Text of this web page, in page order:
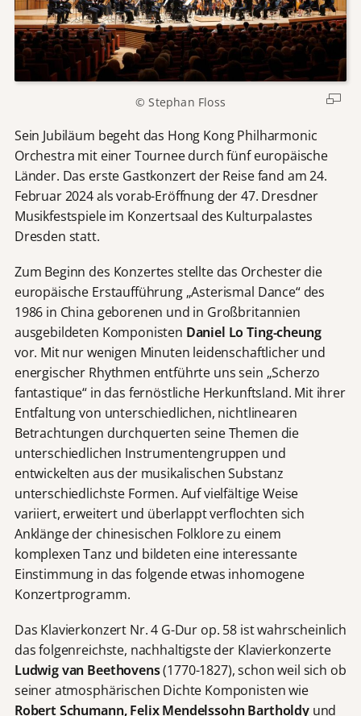
© Stephan Floss
Sein Jubiläum begeht das Hong Kong Philharmonic
Orchestra mit einer Tournee durch fünf europäische
Länder. Das erste Gastkonzert der Reise fand am 24.
Februar 2024 als vorab-Eröffnung der 47. Dresdner
Musikfestspiele im Konzertsaal des Kulturpalastes
Dresden statt.
Zum Beginn des Konzertes stellte das Orchester die
europäische Erstaufführung „Asterismal Dance“ des
1986 in China geborenen und in Großbritannien
ausgebildeten Komponisten Daniel Lo Ting-cheung
vor. Mit nur wenigen Minuten leidenschaftlicher und
energischer Rhythmen entführte uns sein „Scherzo
fantastique“ in das fernöstliche Herkunftsland. Mit ihrer
Entfaltung von unterschiedlichen, nichtlinearen
Betrachtungen durchquerten seine Themen die
unterschiedlichen Instrumentengruppen und
entwickelten aus der musikalischen Substanz
unterschiedlichste Formen. Auf vielfältige Weise
variiert, erweitert und überlappt verflochten sich
Anklänge der chinesischen Folklore zu einem
komplexen Tanz und bildeten eine interessante
Einstimmung in das folgende etwas inhomogene
Konzertprogramm.
Das Klavierkonzert Nr. 4 G-Dur op. 58 ist wahrscheinlich
das folgenreichste, nachhaltigste der Klavierkonzerte
Ludwig van Beethovens(1770-1827), schon weil sich ob
seiner atmosphärischen Dichte Komponisten wie
Robert Schumann, Felix Mendelssohn Bartholdyund